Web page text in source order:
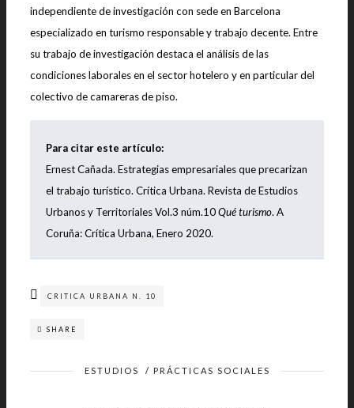
independiente de investigación con sede en Barcelona
especializado en turismo responsable y trabajo decente. Entre
su trabajo de investigación destaca el análisis de las
condiciones laborales en el sector hotelero y en particular del
colectivo de camareras de piso.
Para citar este artículo:
Ernest Cañada. Estrategias empresariales que precarizan
el trabajo turístico. Crítica Urbana. Revista de Estudios
Urbanos y Territoriales Vol.3 núm.10Qué turismo. A
Coruña: Crítica Urbana, Enero 2020.
CRITICA URBANA N. 10
SHARE
ESTUDIOS / PRÁCTICAS SOCIALES